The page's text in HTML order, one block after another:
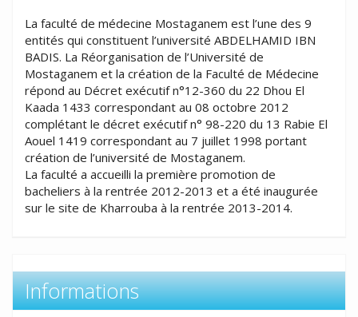
La faculté de médecine Mostaganem est l’une des 9
entités qui constituent l’université ABDELHAMID IBN
BADIS. La Réorganisation de l’Université de
Mostaganem et la création de la Faculté de Médecine
répond au Décret exécutif n°12-360 du 22 Dhou El
Kaada 1433 correspondant au 08 octobre 2012
complétant le décret exécutif n° 98-220 du 13 Rabie El
Aouel 1419 correspondant au 7 juillet 1998 portant
création de l’université de Mostaganem.
La faculté a accueilli la première promotion de
bacheliers à la rentrée 2012-2013 et a été inaugurée
sur le site de Kharrouba à la rentrée 2013-2014.
Informations